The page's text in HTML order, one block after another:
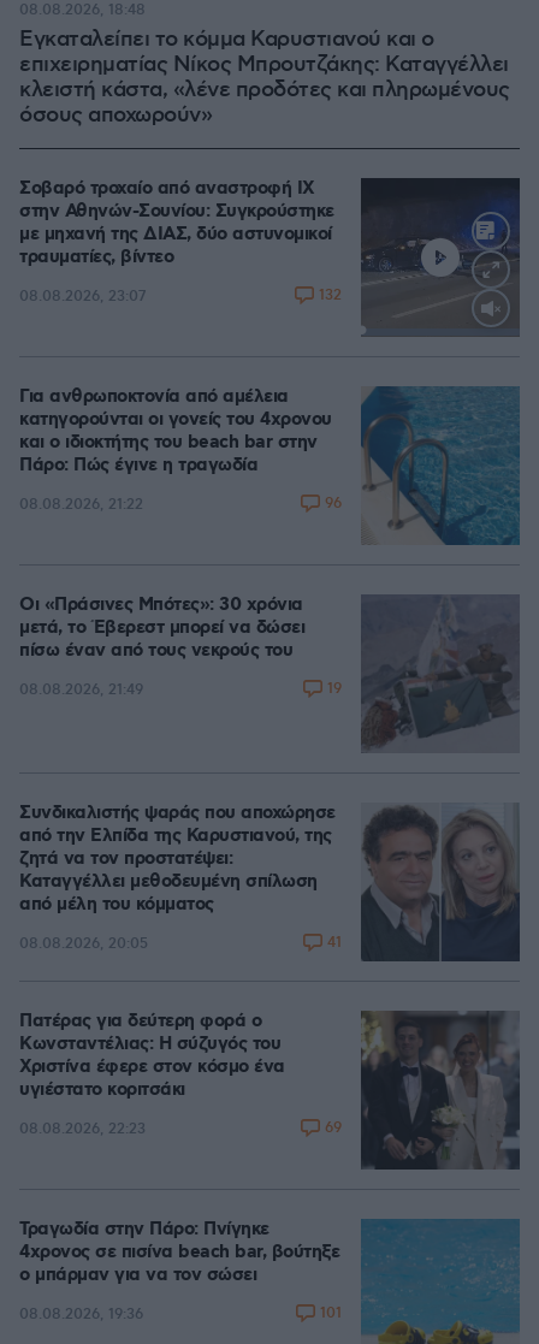
Εγκαταλείπει το κόμμα Καρυστιανού και ο
επιχειρηματίας Νίκος Μπρουτζάκης: Καταγγέλλει
κλειστή κάστα, «λένε προδότες και πληρωμένους
όσους αποχωρούν»
08.08.2026, 18:48
Σοβαρό τροχαίο από αναστροφή ΙΧ
στην Αθηνών-Σουνίου: Συγκρούστηκε
με μηχανή της ΔΙΑΣ, δύο αστυνομικοί
τραυματίες, βίντεο
08.08.2026, 23:07 132
Για ανθρωποκτονία από αμέλεια
κατηγορούνται οι γονείς του 4χρονου
και ο ιδιοκτήτης του beach bar στην
Πάρο: Πώς έγινε η τραγωδία
08.08.2026, 21:22 96
Οι «Πράσινες Μπότες»: 30 χρόνια
μετά, το Έβερεστ μπορεί να δώσει
πίσω έναν από τους νεκρούς του
08.08.2026, 21:49 19
Συνδικαλιστής ψαράς που αποχώρησε
από την Ελπίδα της Καρυστιανού, της
ζητά να τον προστατέψει:
Καταγγέλλει μεθοδευμένη σπίλωση
από μέλη του κόμματος
08.08.2026, 20:05 41
Πατέρας για δεύτερη φορά ο
Κωνσταντέλιας: Η σύζυγός του
Χριστίνα έφερε στον κόσμο ένα
υγιέστατο κοριτσάκι
08.08.2026, 22:23 69
Τραγωδία στην Πάρο: Πνίγηκε
4χρονος σε πισίνα beach bar, βούτηξε
ο μπάρμαν για να τον σώσει
08.08.2026, 19:36 101